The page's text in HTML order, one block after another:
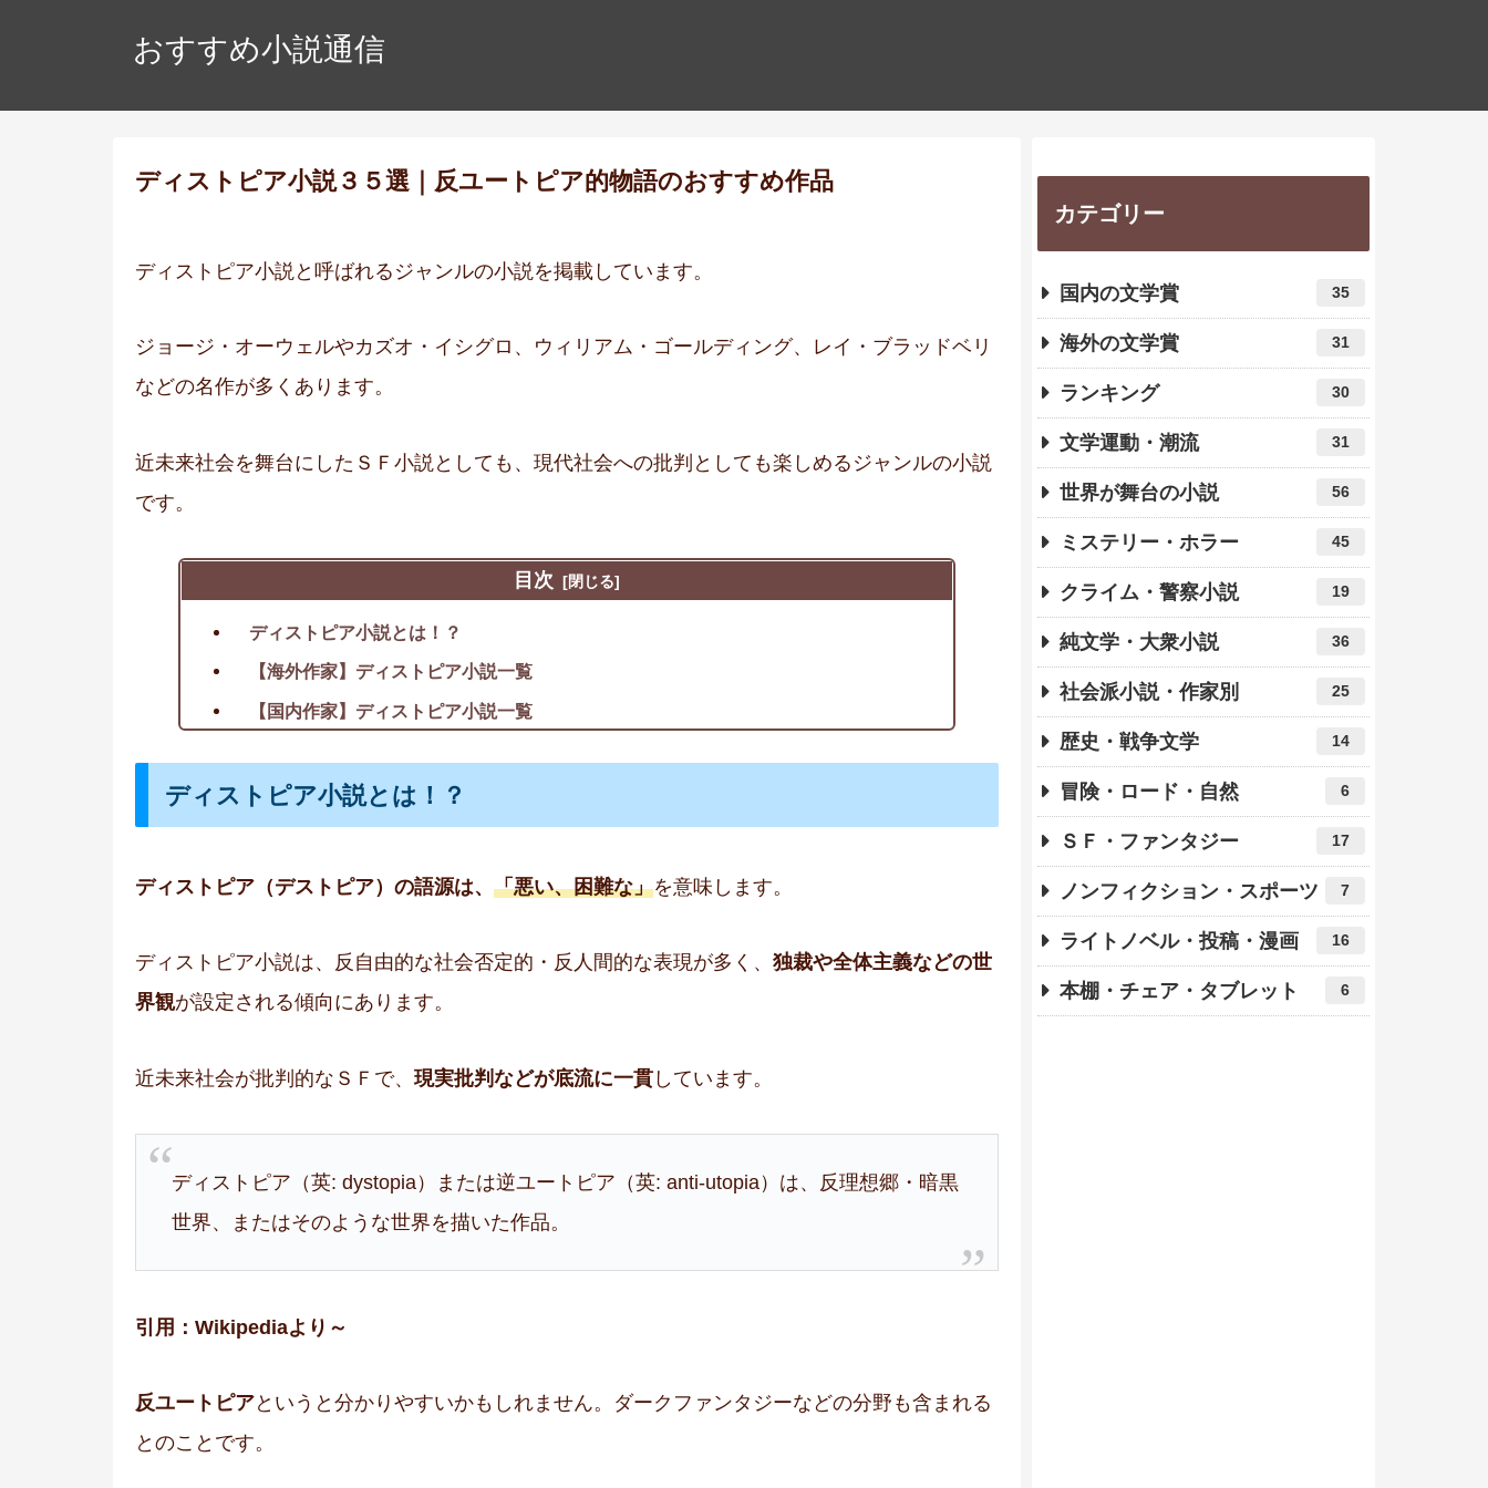
おすすめ小説通信
ディストピア小説３５選｜反ユートピア的物語のおすすめ作品
ディストピア小説と呼ばれるジャンルの小説を掲載しています。
ジョージ・オーウェルやカズオ・イシグロ、ウィリアム・ゴールディング、レイ・ブラッドベリ
などの名作が多くあります。
近未来社会を舞台にしたＳＦ小説としても、現代社会への批判としても楽しめるジャンルの小説
です。
目次
ディストピア小説とは！？
【海外作家】ディストピア小説一覧
【国内作家】ディストピア小説一覧
ディストピア小説とは！？
ディストピア（デストピア）の語源は、 「悪い、困難な」を意味します。
ディストピア小説は、反自由的な社会否定的・反人間的な表現が多く、 独裁や全体主義などの世
界観が設定される傾向にあります。
近未来社会が批判的なＳＦで、 現実批判などが底流に一貫 しています。
ディストピア（英: dystopia）または逆ユートピア（英: anti-utopia）は、反理想郷・暗黒
世界、またはそのような世界を描いた作品。
引用：Wikipediaより～
反ユートピアというと分かりやすいかもしれません。ダークファンタジーなどの分野も含まれる
とのことです。
カテゴリー
国内の文学賞 35
海外の文学賞 31
ランキング 30
文学運動・潮流 31
世界が舞台の小説 56
ミステリー・ホラー 45
クライム・警察小説 19
純文学・大衆小説 36
社会派小説・作家別 25
歴史・戦争文学 14
冒険・ロード・自然 6
ＳＦ・ファンタジー 17
ノンフィクション・スポーツ 7
ライトノベル・投稿・漫画 16
本棚・チェア・タブレット 6